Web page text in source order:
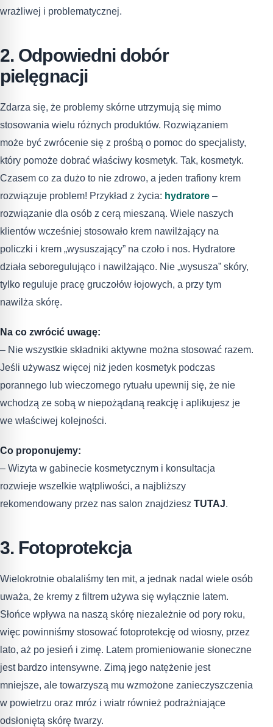
wrażliwej i problematycznej.
2. Odpowiedni dobór
pielęgnacji
Zdarza się, że problemy skórne utrzymują się mimo
stosowania wielu różnych produktów. Rozwiązaniem
może być zwrócenie się z prośbą o pomoc do specjalisty,
który pomoże dobrać właściwy kosmetyk. Tak, kosmetyk.
Czasem co za dużo to nie zdrowo, a jeden trafiony krem
rozwiązuje problem! Przykład z życia: hydratore –
rozwiązanie dla osób z cerą mieszaną. Wiele naszych
klientów wcześniej stosowało krem nawilżający na
policzki i krem „wysuszający” na czoło i nos. Hydratore
działa seboregulująco i nawilżająco. Nie „wysusza” skóry,
tylko reguluje pracę gruczołów łojowych, a przy tym
nawilża skórę.
Na co zwrócić uwagę:
– Nie wszystkie składniki aktywne można stosować razem.
Jeśli używasz więcej niż jeden kosmetyk podczas
porannego lub wieczornego rytuału upewnij się, że nie
wchodzą ze sobą w niepożądaną reakcję i aplikujesz je
we właściwej kolejności.
Co proponujemy:
– Wizyta w gabinecie kosmetycznym i konsultacja
rozwieje wszelkie wątpliwości, a najbliższy
rekomendowany przez nas salon znajdziesz TUTAJ.
3. Fotoprotekcja
Wielokrotnie obalaliśmy ten mit, a jednak nadal wiele osób
uważa, że kremy z filtrem używa się wyłącznie latem.
Słońce wpływa na naszą skórę niezależnie od pory roku,
więc powinniśmy stosować fotoprotekcję od wiosny, przez
lato, aż po jesień i zimę. Latem promieniowanie słoneczne
jest bardzo intensywne. Zimą jego natężenie jest
mniejsze, ale towarzyszą mu wzmożone zanieczyszczenia
w powietrzu oraz mróz i wiatr również podrażniające
odsłoniętą skórę twarzy.